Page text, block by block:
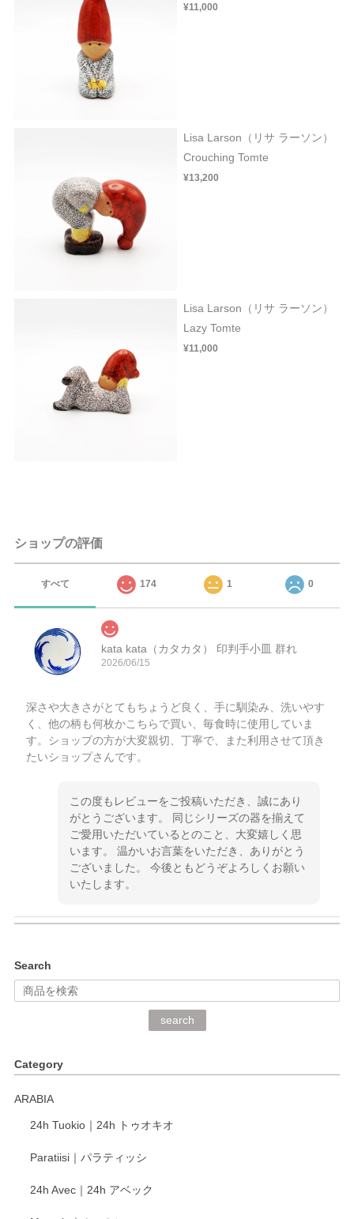
¥11,000
Lisa Larson（リサ ラーソン）
Crouching Tomte
¥13,200
Lisa Larson（リサ ラーソン）
Lazy Tomte
¥11,000
ショップの評価
すべて 174 1 0
kata kata（カタカタ） 印判手小皿 群れ
2026/06/15
深さや大きさがとてもちょうど良く、手に馴染み、洗いやす
く、他の柄も何枚かこちらで買い、毎食時に使用していま
す。ショップの方が大変親切、丁寧で、また利用させて頂き
たいショップさんです。
この度もレビューをご投稿いただき、誠にあり
がとうございます。 同じシリーズの器を揃えて
ご愛用いただいているとのこと、大変嬉しく思
います。 温かいお言葉をいただき、ありがとう
ございました。 今後ともどうぞよろしくお願い
いたします。
深さや大きさがとてもちょうど良く、手に馴染み、洗いやす
く、他の柄も何枚かこちらで買い、毎食時に使用していま
く交換して下さいました。
がとうございます。 同じシリーズの器を揃えて
います。 温かいお言葉をいただき、ありがとう
いたします。
Search
search
Category
ARABIA
24h Tuokio｜24h トゥオキオ
Paratiisi｜パラティッシ
24h Avec｜24h アベック